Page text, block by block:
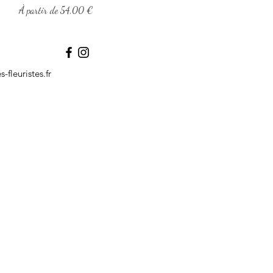
À partir de54,00 €
Prix promotionnel
fleuristes.fr